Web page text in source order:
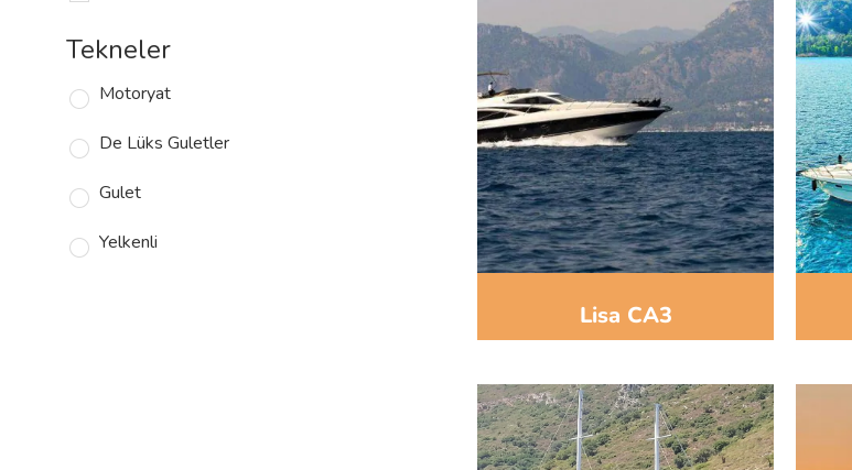
Tekneler
Motoryat
De Lüks Guletler
Gulet
Yelkenli
Lisa CA3